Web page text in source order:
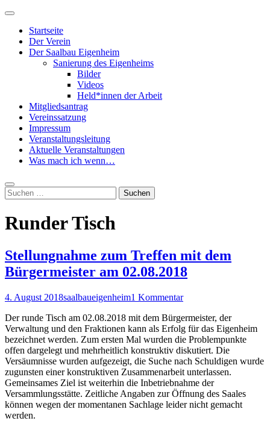
Zum
springen
Primäres
Startseite
Der Verein
Der Saalbau Eigenheim
Sanierung des Eigenheims
Bilder
Videos
Held*innen der Arbeit
Mitgliedsantrag
Vereinssatzung
Impressum
Veranstaltungsleitung
Aktuelle Veranstaltungen
Was mach ich wenn…
Suche
Suchen
nach:
Runder Tisch
Stellungnahme zum Treffen mit dem
Bürgermeister am 02.08.2018
4. August 2018saalbaueigenheim1 Kommentar
Der runde Tisch am 02.08.2018 mit dem Bürgermeister, der
Verwaltung und den Fraktionen kann als Erfolg für das Eigenheim
bezeichnet werden. Zum ersten Mal wurden die Problempunkte
offen dargelegt und mehrheitlich konstruktiv diskutiert. Die
Versäumnisse wurden aufgezeigt, die Suche nach Schuldigen wurde
zugunsten einer konstruktiven Zusammenarbeit unterlassen.
Gemeinsames Ziel ist weiterhin die Inbetriebnahme der
Versammlungsstätte. Zeitliche Angaben zur Öffnung des Saales
können wegen der momentanen Sachlage leider nicht gemacht
werden.